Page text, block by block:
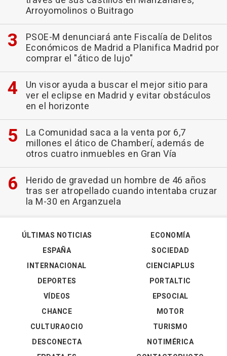
Arroyomolinos o Buitrago
PSOE-M denunciará ante Fiscalía de Delitos
Económicos de Madrid a Planifica Madrid por
comprar el "ático de lujo"
Un visor ayuda a buscar el mejor sitio para
ver el eclipse en Madrid y evitar obstáculos
en el horizonte
La Comunidad saca a la venta por 6,7
millones el ático de Chamberí, además de
otros cuatro inmuebles en Gran Vía
Herido de gravedad un hombre de 46 años
tras ser atropellado cuando intentaba cruzar
la M-30 en Arganzuela
ÚLTIMAS NOTICIAS
ESPAÑA
INTERNACIONAL
DEPORTES
VÍDEOS
ECONOMÍA
SOCIEDAD
CIENCIAPLUS
PORTALTIC
EPSOCIAL
CHANCE
CULTURAOCIO
DESCONECTA
MOTOR
TURISMO
NOTIMÉRICA